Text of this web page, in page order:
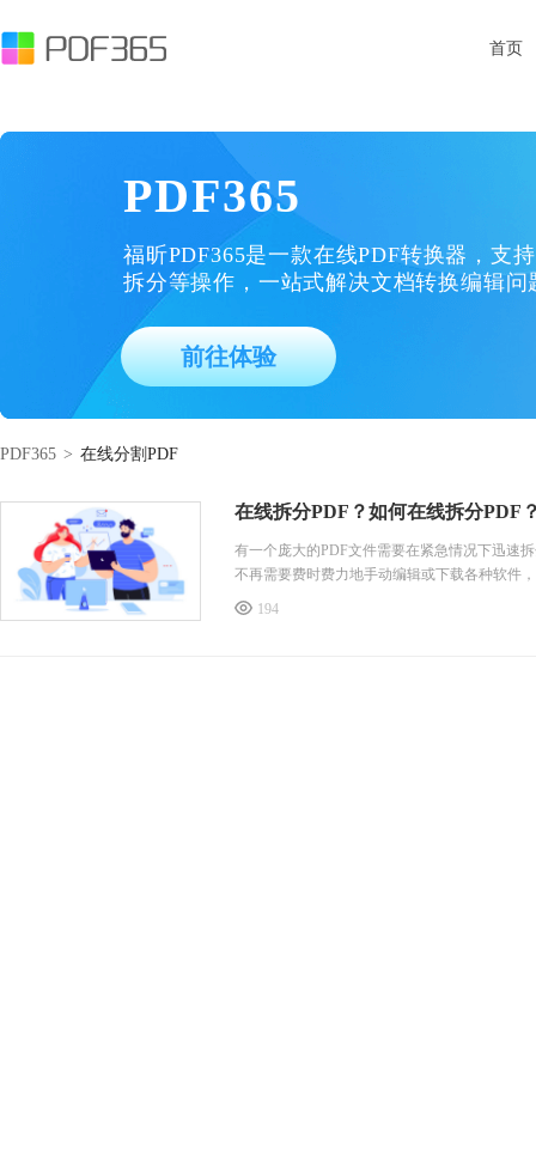
首页
PDF365
福昕PDF365是一款在线PDF转换器，支
拆分等操作，一站式解决文档转换编辑问
前往体验
PDF365 > 在线分割PDF
在线拆分PDF？如何在线拆分PDF
有一个庞大的PDF文件需要在紧急情况下迅速
不再需要费时费力地手动编辑或下载各种软件
我们还保证您的文件安全，绝对不会被盗用或
194